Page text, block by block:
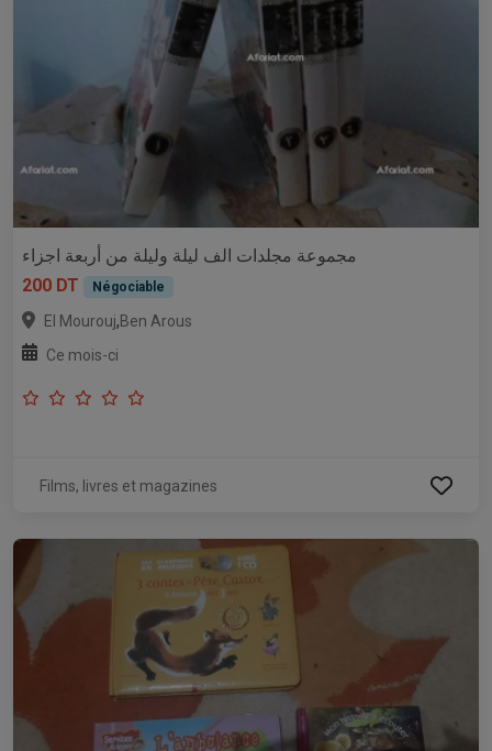
مجموعة مجلدات الف ليلة وليلة من أربعة اجزاء
200 DT
Négociable
El Mourouj,Ben Arous
Ce mois-ci
Films, livres et magazines